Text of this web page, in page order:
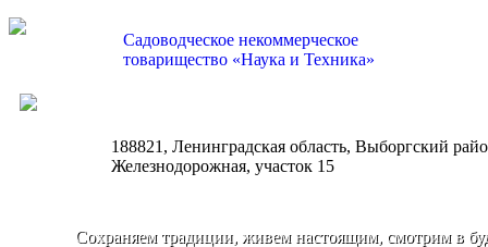
Садоводческое некоммерческое
товарищество «Наука и Техника»
188821, Ленинградская область, Выборгский
Железнодорожная, участок 15
Сохраняем традиции, живем настоящим, смотрим в